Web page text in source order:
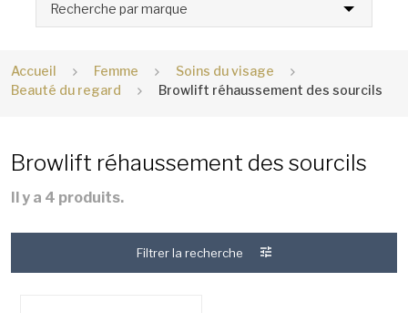
Recherche par marque
Accueil Femme
Soins du visage
Beauté du regard
Browlift réhaussement des sourcils
Browlift réhaussement des sourcils
Il y a 4 produits.
Filtrer la recherche